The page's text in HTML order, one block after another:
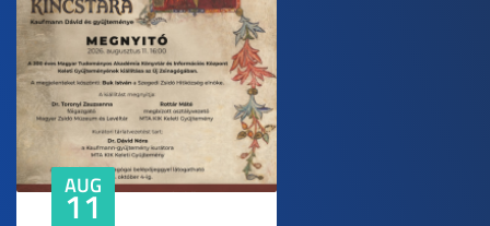
AUG
11